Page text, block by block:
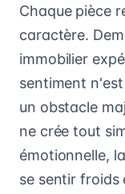
Chaque pièce
caractère.
immobilier
sentiment
un obstacle
ne crée tout
émotionnelle,
se sentir froids